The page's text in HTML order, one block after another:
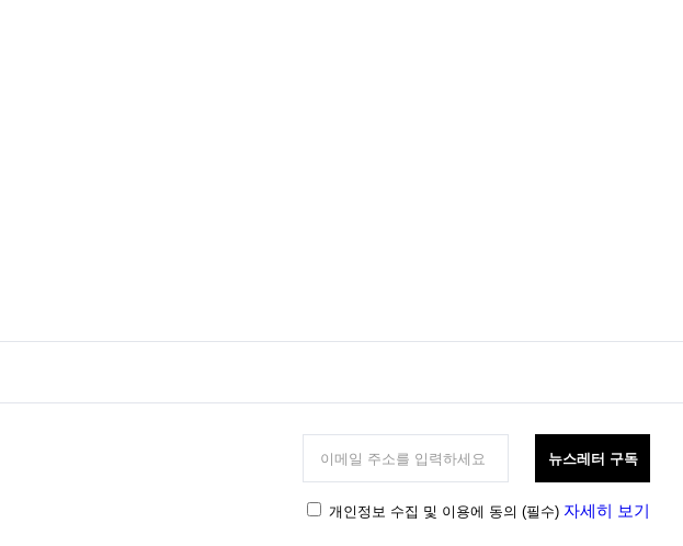
뉴스레터 구독
개인정보 수집 및 이용에 동의 (필수) 자세히 보기